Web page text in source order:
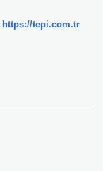
https://tepi.com.tr